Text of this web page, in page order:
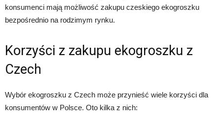
konsumenci mają możliwość zakupu czeskiego ekogroszku
bezpośrednio na rodzimym rynku.
Korzyści z zakupu ekogroszku z
Czech
Wybór ekogroszku z Czech może przynieść wiele korzyści dla
konsumentów w Polsce. Oto kilka z nich: